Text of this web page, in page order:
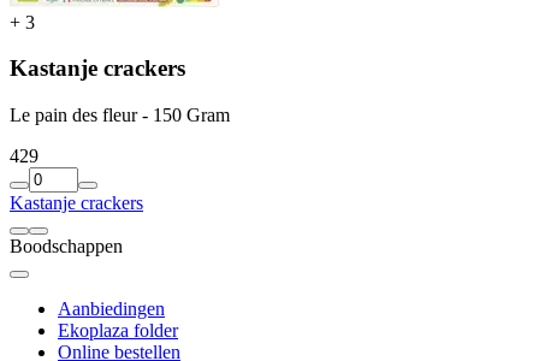
+ 3
Kastanje crackers
Le pain des fleur - 150 Gram
429
Kastanje crackers
Boodschappen
Aanbiedingen
Ekoplaza folder
Online bestellen